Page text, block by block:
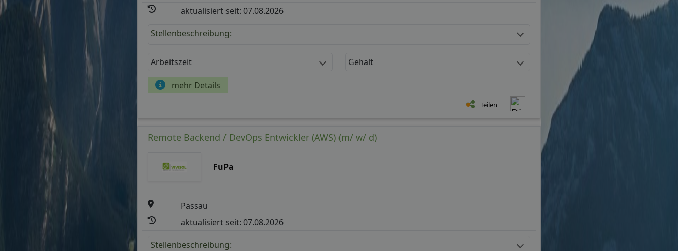
aktualisiert seit: 07.08.2026
Stellenbeschreibung:
Arbeitszeit Gehalt
mehr Details
Teilen
Remote Backend / DevOps Entwickler (AWS) (m/ w/ d)
FuPa
Passau
aktualisiert seit: 07.08.2026
Stellenbeschreibung: